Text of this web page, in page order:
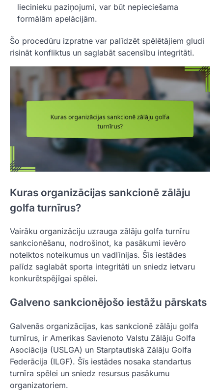
liecinieku paziņojumi, var būt nepieciešama
formālām apelācijām.
Šo procedūru izpratne var palīdzēt spēlētājiem gludi
risināt konfliktus un saglabāt sacensību integritāti.
Kuras organizācijas sankcionē zālāju
golfa turnīrus?
Vairāku organizāciju uzrauga zālāju golfa turnīru
sankcionēšanu, nodrošinot, ka pasākumi ievēro
noteiktos noteikumus un vadlīnijas. Šīs iestādes
palīdz saglabāt sporta integritāti un sniedz ietvaru
konkurētspējīgai spēlei.
Galveno sankcionējošo iestāžu pārskats
Galvenās organizācijas, kas sankcionē zālāju golfa
turnīrus, ir Amerikas Savienoto Valstu Zālāju Golfa
Asociācija (USLGA) un Starptautiskā Zālāju Golfa
Federācija (ILGF). Šīs iestādes nosaka standartus
turnīra spēlei un sniedz resursus pasākumu
organizatoriem.